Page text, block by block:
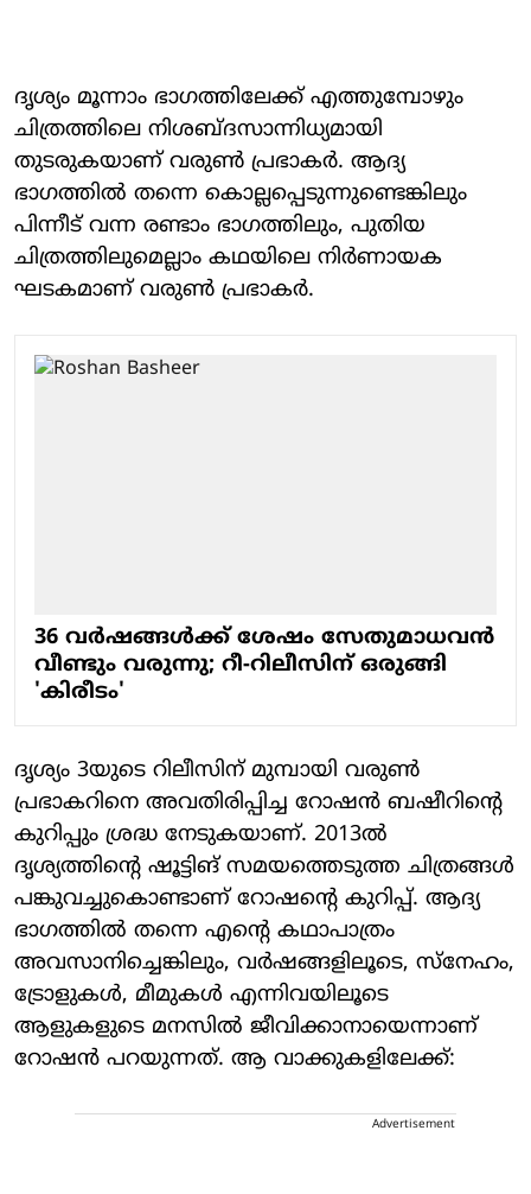
ദൃശ്യം മൂന്നാം ഭാഗത്തിലേക്ക് എത്തുമ്പോഴും
ചിത്രത്തിലെ നിശബ്ദസാന്നിധ്യമായി
തുടരുകയാണ് വരുണ്‍ പ്രഭാകര്‍. ആദ്യ
ഭാഗത്തില്‍ തന്നെ കൊല്ലപ്പെടുന്നുണ്ടെങ്കിലും
പിന്നീട് വന്ന രണ്ടാം ഭാഗത്തിലും, പുതിയ
ചിത്രത്തിലുമെല്ലാം കഥയിലെ നിര്‍ണായക
ഘടകമാണ് വരുണ്‍ പ്രഭാകര്‍.
36 വർഷങ്ങള്‍ക്ക് ശേഷം സേതുമാധവന്‍
വീണ്ടും വരുന്നു; റീ-റിലീസിന് ഒരുങ്ങി
'കിരീടം'
ദൃശ്യം 3യുടെ റിലീസിന് മുമ്പായി വരുണ്‍
പ്രഭാകറിനെ അവതിരിപ്പിച്ച റോഷന്‍ ബഷീറിന്റെ
കുറിപ്പും ശ്രദ്ധ നേടുകയാണ്. 2013ല്‍
ദൃശ്യത്തിന്റെ ഷൂട്ടിങ് സമയത്തെടുത്ത ചിത്രങ്ങള്‍
പങ്കുവച്ചുകൊണ്ടാണ് റോഷന്റെ കുറിപ്പ്. ആദ്യ
ഭാഗത്തില്‍ തന്നെ എന്റെ കഥാപാത്രം
അവസാനിച്ചെങ്കിലും, വര്‍ഷങ്ങളിലൂടെ, സ്‌നേഹം,
ട്രോളുകള്‍, മീമുകള്‍ എന്നിവയിലൂടെ
ആളുകളുടെ മനസില്‍ ജീവിക്കാനായെന്നാണ്
റോഷന്‍ പറയുന്നത്. ആ വാക്കുകളിലേക്ക്:
Advertisement